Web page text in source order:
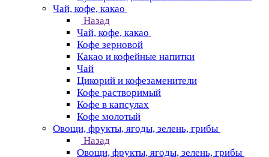
Чай, кофе, какао
Назад
Чай, кофе, какао
Кофе зерновой
Какао и кофейные напитки
Чай
Цикорий и кофезаменители
Кофе растворимый
Кофе в капсулах
Кофе молотый
Овощи, фрукты, ягоды, зелень, грибы
Назад
Овощи, фрукты, ягоды, зелень, грибы